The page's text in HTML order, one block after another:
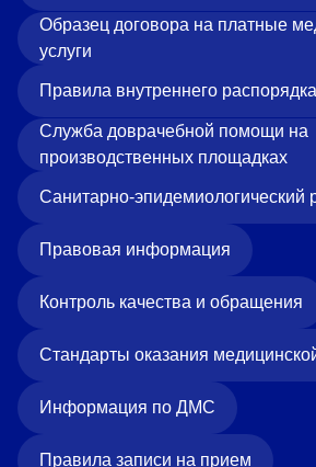
Образец договора на платные
услуги
Правила внутреннего
Служба доврачебной помощи на
производственных площадках
Санитарно-эпидемиологический
Правовая информация
Контроль качества и обращения
Стандарты оказания
Информация по ДМС
Правила записи на прием